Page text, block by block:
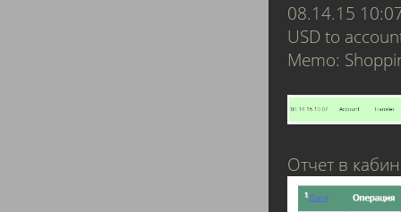
08.14.15
USD to
Memo:
Отчет в